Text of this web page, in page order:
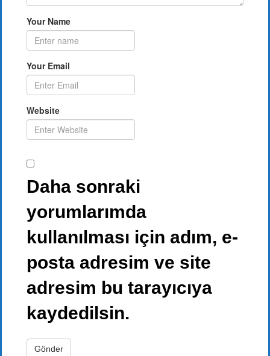
Your Name
Your Email
Website
Daha sonraki
yorumlarımda
kullanılması için adım, e-
posta adresim ve site
adresim bu tarayıcıya
kaydedilsin.